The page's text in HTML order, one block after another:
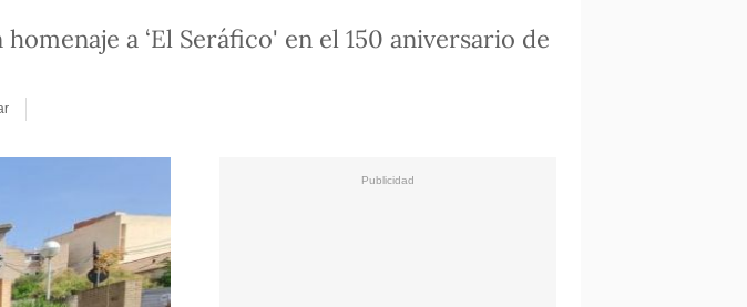
a ‘El Seráfico' en el 150 aniversario de